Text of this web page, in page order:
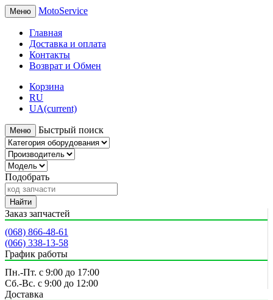
Меню MotoService
Главная
Доставка и оплата
Контакты
Возврат и Обмен
Корзина
RU
UA(current)
Меню Быстрый поиск
Подобрать
Найти
Заказ запчастей
(068) 866-48-61
(066) 338-13-58
График работы
Пн.-Пт. с 9:00 до 17:00
Сб.-Вс. с 9:00 до 12:00
Доставка